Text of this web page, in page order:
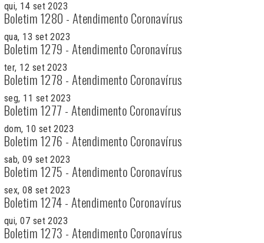
qui, 14 set 2023
Boletim 1280 - Atendimento Coronavírus
qua, 13 set 2023
Boletim 1279 - Atendimento Coronavírus
ter, 12 set 2023
Boletim 1278 - Atendimento Coronavírus
seg, 11 set 2023
Boletim 1277 - Atendimento Coronavírus
dom, 10 set 2023
Boletim 1276 - Atendimento Coronavírus
sab, 09 set 2023
Boletim 1275 - Atendimento Coronavírus
sex, 08 set 2023
Boletim 1274 - Atendimento Coronavírus
qui, 07 set 2023
Boletim 1273 - Atendimento Coronavírus